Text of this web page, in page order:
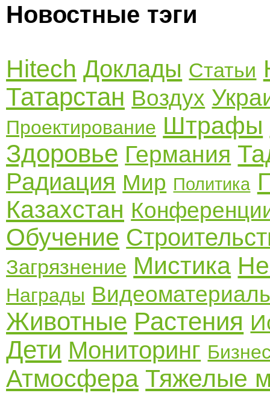
Новостные тэги
Hitech Доклады Статьи
Татарстан Воздух
Проектирование Штрафы
Здоровье Германия
Радиация Мир Политика
Казахстан
Обучение
Загрязнение Мистика
Награды
Животные Растения
Дети Мониторинг
Атмосфера Тяжелые